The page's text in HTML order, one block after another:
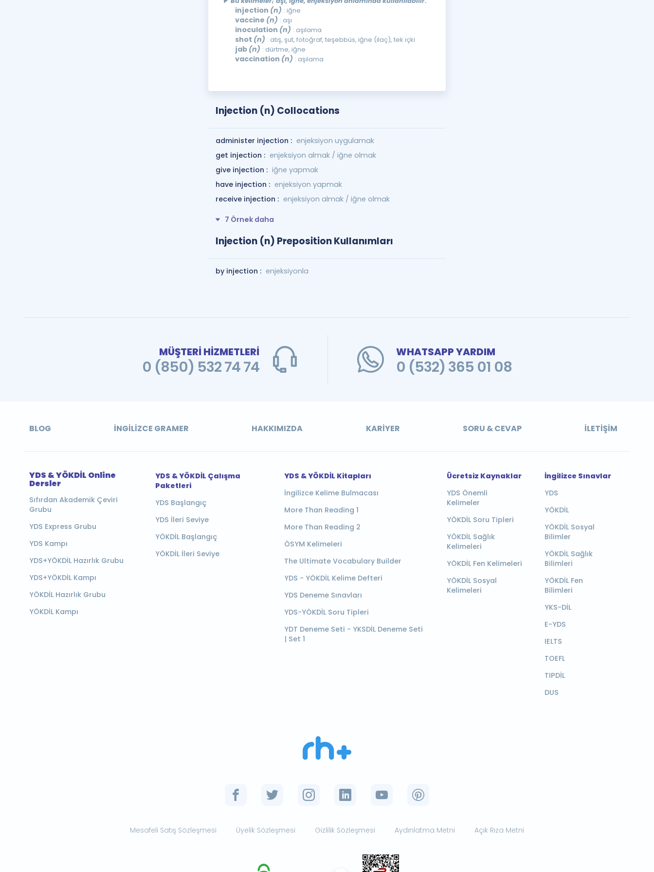
injection (n) : iğne
vaccine (n) : aşı
inoculation (n) : aşılama
shot (n) : atış, şut, fotoğraf, teşebbüs, iğne (ilaç), tek içki
jab (n) : dürtme, iğne
vaccination (n) : aşılama
Injection (n) Collocations
administer injection : enjeksiyon uygulamak
get injection : enjeksiyon almak / iğne olmak
give injection : iğne yapmak
have injection : enjeksiyon yapmak
receive injection : enjeksiyon almak / iğne olmak
7 Örnek daha
Injection (n) Preposition Kullanımları
by injection : enjeksiyonla
MÜŞTERİ HİZMETLERİ
0 (850) 532 74 74
WHATSAPP YARDIM
0 (532) 365 01 08
BLOG İNGILIZCE GRAMER HAKKIMIZDA KARIYER SORU & CEVAP İLETIŞIM
YDS & YÖKDİL Online
Dersler
Sıfırdan Akademik Çeviri
Grubu
YDS Express Grubu
YDS Kampı
YDS+YÖKDİL Hazırlık Grubu
YDS+YÖKDİL Kampı
YÖKDİL Hazırlık Grubu
YÖKDİL Kampı
YDS & YÖKDİL Çalışma
Paketleri
YDS Başlangıç
YDS İleri Seviye
YÖKDİL Başlangıç
YÖKDİL İleri Seviye
YDS & YÖKDİL Kitapları
İngilizce Kelime Bulmacası
More Than Reading 1
More Than Reading 2
ÖSYM Kelimeleri
The Ultimate Vocabulary Builder
YDS - YÖKDİL Kelime Defteri
YDS Deneme Sınavları
YDS-YÖKDİL Soru Tipleri
YDT Deneme Seti - YKSDİL Deneme Seti
| Set 1
Ücretsiz Kaynaklar
YDS Önemli
Kelimeler
YÖKDİL Soru Tipleri
YÖKDİL Sağlık
Kelimeleri
YÖKDİL Fen Kelimeleri
YÖKDİL Sosyal
Kelimeleri
İngilizce Sınavlar
YDS
YÖKDİL
YÖKDİL Sosyal
Bilimler
YÖKDİL Sağlık
Bilimleri
YÖKDİL Fen
Bilimleri
YKS-DİL
E-YDS
IELTS
TOEFL
TIPDİL
DUS
Mesafeli Satış Sözleşmesi Üyelik Sözleşmesi Gizlilik Sözleşmesi Aydınlatma Metni Açık Rıza Metni